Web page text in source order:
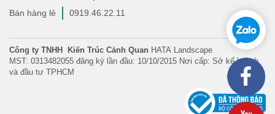
Bán hàng lẻ
0919.46.22.11
Công ty TNHH Kiến Trúc Cảnh Quan HATA Landscape
MST: 0313482055 đăng ký lần đầu: 10/10/2015 Nơi cấp: Sở kế hoạch
và đầu tư TPHCM